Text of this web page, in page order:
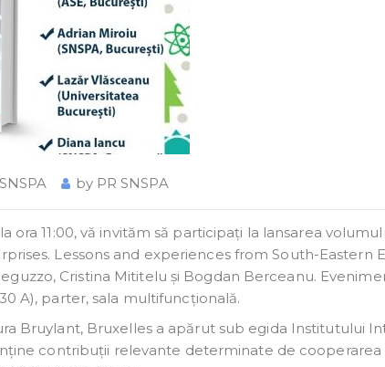
by PR SNSPA
ora 11:00, vă invităm să participați la lansarea
Lessons and experiences from South-Eastern
Cristina Mititelu și Bogdan Berceanu.
A), parter, sala multifuncțională.
Bruylant, Bruxelles a apărut sub egida Institutului
contribuții relevante determinate de